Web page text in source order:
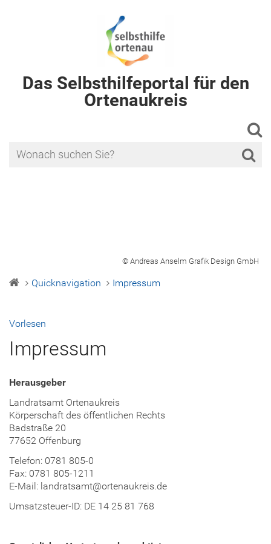
Das Selbsthilfeportal für den
Ortenaukreis
© Andreas Anselm Grafik Design GmbH
Quicknavigation Impressum
Vorlesen
Impressum
Herausgeber
Landratsamt Ortenaukreis
Körperschaft des öffentlichen Rechts
Badstraße 20
77652 Offenburg
Telefon: 0781 805-0
Fax: 0781 805-1211
E-Mail: landratsamt@ortenaukreis.de
Umsatzsteuer-ID: DE 14 25 81 768